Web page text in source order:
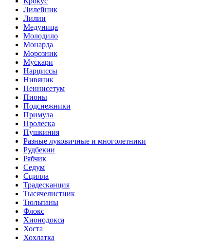
Лилейник
Лилии
Медуница
Молодило
Монарда
Морозник
Мускари
Нарциссы
Нивяник
Пеннисетум
Пионы
Подснежники
Примула
Пролеска
Пушкиния
Разные луковичные и многолетники
Рудбекии
Рябчик
Седум
Сцилла
Традесканция
Тысячелистник
Тюльпаны
Флокс
Хионодокса
Хоста
Хохлатка